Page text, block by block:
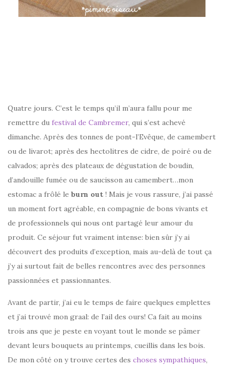
Quatre jours. C’est le temps qu’il m’aura fallu pour me
remettre du festival de Cambremer, qui s’est achevé
dimanche. Après des tonnes de pont-l’Evêque, de camembert
ou de livarot; après des hectolitres de cidre, de poiré ou de
calvados; après des plateaux de dégustation de boudin,
d’andouille fumée ou de saucisson au camembert…mon
estomac a frôlé le burn out ! Mais je vous rassure, j’ai passé
un moment fort agréable, en compagnie de bons vivants et
de professionnels qui nous ont partagé leur amour du
produit. Ce séjour fut vraiment intense: bien sûr j’y ai
découvert des produits d’exception, mais au-delà de tout ça
j’y ai surtout fait de belles rencontres avec des personnes
passionnées et passionnantes.
Avant de partir, j’ai eu le temps de faire quelques emplettes
et j’ai trouvé mon graal: de l’ail des ours! Ca fait au moins
trois ans que je peste en voyant tout le monde se pâmer
devant leurs bouquets au printemps, cueillis dans les bois.
De mon côté on y trouve certes des choses sympathiques,